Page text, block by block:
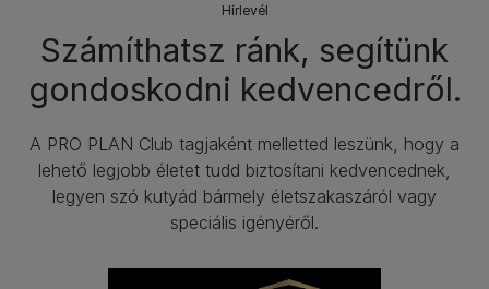
Hírlevél​
Számíthatsz ránk, segítünk
gondoskodni kedvencedről.
A PRO PLAN Club tagjaként melletted leszünk, hogy a
lehető legjobb életet tudd biztosítani kedvencednek,
legyen szó kutyád bármely életszakaszáról vagy
speciális igényéről.